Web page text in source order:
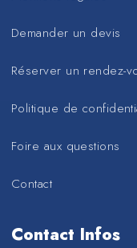
Demander un devis
Réserver un rendez-
Politique de
Foire aux questions
Contact
Contact Infos